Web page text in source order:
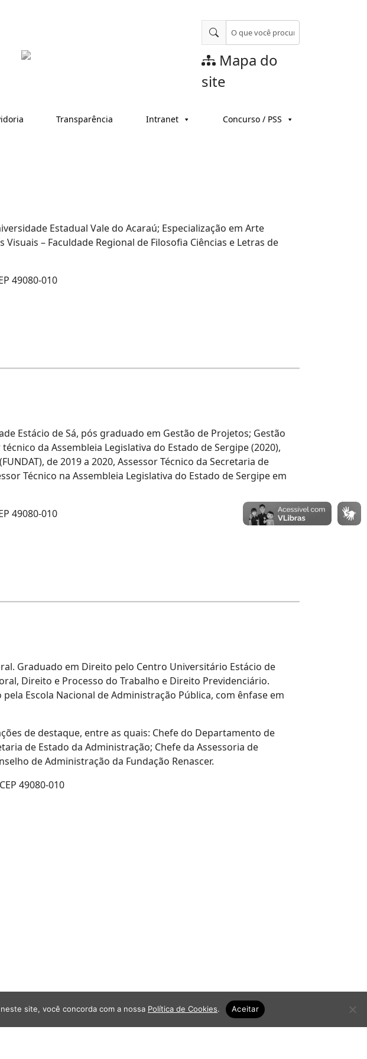
Mapa do
site
Transparência Intranet Concurso / PSS
Estadual Vale do Acaraú; Especialização em Arte
– Faculdade Regional de Filosofia Ciências e Letras de
49080-010
Estácio de Sá, pós graduado em Gestão de Projetos; Gestão
da Assembleia Legislativa do Estado de Sergipe (2020),
de 2019 a 2020, Assessor Técnico da Secretaria de
Técnico na Assembleia Legislativa do Estado de Sergipe em
49080-010
Graduado em Direito pelo Centro Universitário Estácio de
Direito e Processo do Trabalho e Direito Previdenciário.
Escola Nacional de Administração Pública, com ênfase em
de destaque, entre as quais: Chefe do Departamento de
de Estado da Administração; Chefe da Assessoria de
de Administração da Fundação Renascer.
49080-010
site, você concorda com a nossa Política de Cookies. Aceitar